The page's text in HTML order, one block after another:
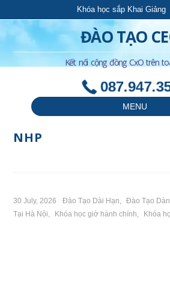
Khóa học sắp Khai Giảng
ĐÀO TẠO
Kết nối cộng đồng CxO trên
MENU
NHP
30 July, 2026 Đào Tạo Dài Hạn, Đào Tạo
Tại Hà Nội, Khóa học giờ hành chính, Khóa